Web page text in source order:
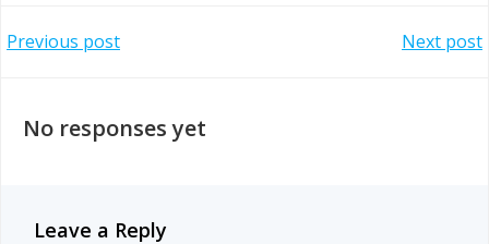
Post
navigation
Previous post Next post
No responses yet
Leave a Reply